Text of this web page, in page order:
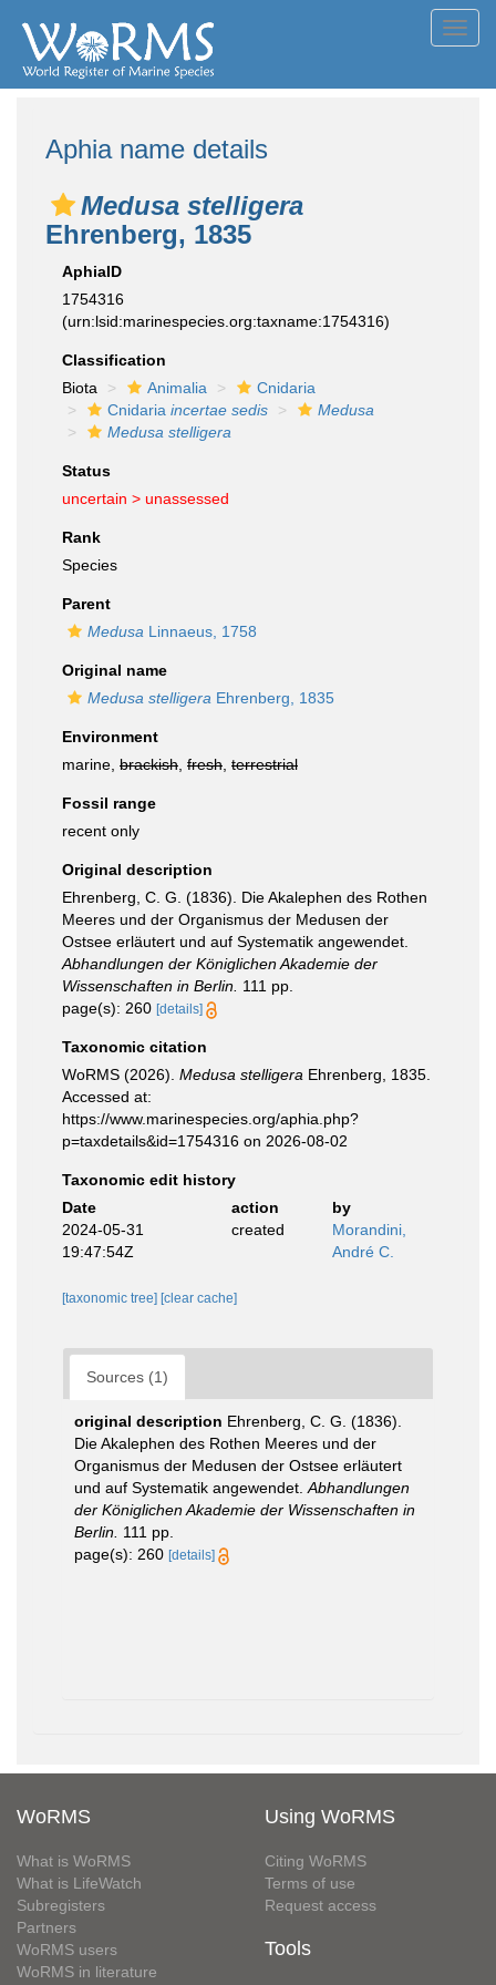
Aphia name details
Medusa stelligera
Ehrenberg, 1835
AphiaID
1754316
(urn:lsid:marinespecies.org:taxname:1754316)
Classification
Biota
Animalia
Cnidaria
Cnidaria incertae sedis
Medusa
Medusa stelligera
Status
uncertain > unassessed
Rank
Species
Parent
Medusa Linnaeus, 1758
Original name
Medusa stelligera Ehrenberg, 1835
Environment
marine, brackish fresh terrestrial
Fossil range
recent only
Original description
Ehrenberg, C. G. (1836). Die Akalephen des Rothen
Meeres und der Organismus der Medusen der
Ostsee erläutert und auf Systematik angewendet.
Abhandlungen der Königlichen Akademie der
Wissenschaften in Berlin. 111 pp.
page(s): 260 [details]
Taxonomic citation
WoRMS (2026). Medusa stelligera Ehrenberg, 1835.
Accessed at:
https://www.marinespecies.org/aphia.php?
p=taxdetails&id=1754316 on 2026-08-02
Taxonomic edit history
Date
action
by
2024-05-31
19:47:54Z
created
Morandini,
André C.
[taxonomic tree] [clear cache]
Sources (1)
original description Ehrenberg, C. G. (1836).
Die Akalephen des Rothen Meeres und der
Organismus der Medusen der Ostsee erläutert
und auf Systematik angewendet. Abhandlungen
der Königlichen Akademie der Wissenschaften in
Berlin. 111 pp.
page(s): 260 [details]
WoRMS
What is WoRMS
What is LifeWatch
Subregisters
Partners
WoRMS users
WoRMS in literature
Using WoRMS
Citing WoRMS
Terms of use
Request access
Tools